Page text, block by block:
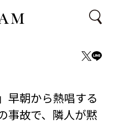
早朝から熱唱する
事故で、隣人が黙